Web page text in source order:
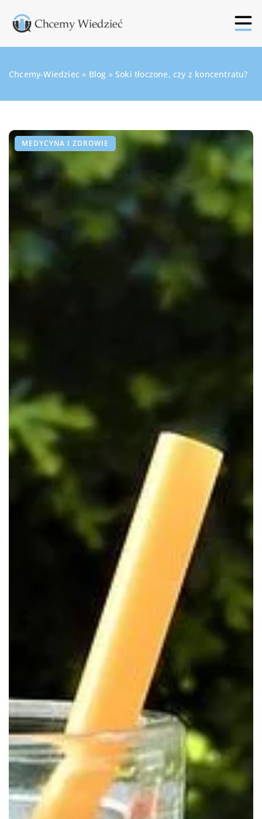
Chcemy-Wiedziec » Blog »Soki tłoczone, czy z koncentratu?
MEDYCYNA I ZDROWIE